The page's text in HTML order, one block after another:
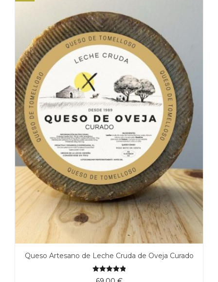
Queso Artesano de Leche Cruda de Oveja Curado
5.00de 5